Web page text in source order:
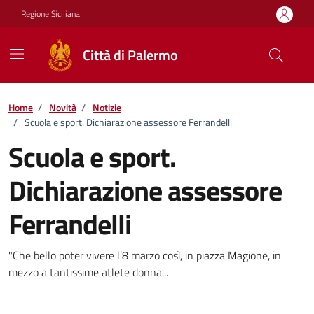
Vai ai contenuti
Vai al footer
Regione Siciliana
Città di Palermo
Home / Novità / Notizie
/ Scuola e sport. Dichiarazione assessore Ferrandelli
Scuola e sport.
Dichiarazione assessore
Ferrandelli
Dettagli della notizia
"Che bello poter vivere l’8 marzo così, in piazza Magione, in
mezzo a tantissime atlete donna...